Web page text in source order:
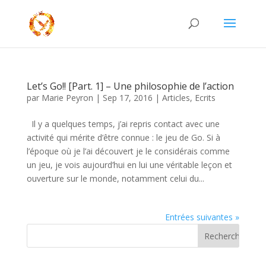
Let’s Go!! [Part. 1] – Une philosophie de l’action
par Marie Peyron | Sep 17, 2016 | Articles, Ecrits
Il y a quelques temps, j’ai repris contact avec une
activité qui mérite d’être connue : le jeu de Go. Si à
l’époque où je l’ai découvert je le considérais comme
un jeu, je vois aujourd’hui en lui une véritable leçon et
ouverture sur le monde, notamment celui du...
Entrées suivantes »